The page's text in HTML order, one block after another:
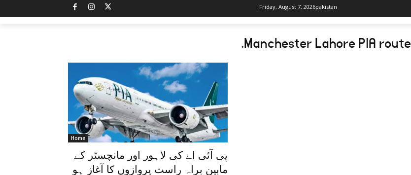
Friday, August 7, 2026pakistan
.Manchester Lahore PIA route
Home
پی آئی اے کی لاہور اور مانچسٹر کے
مابین براہ راست پروازوں کا آغاز ہو